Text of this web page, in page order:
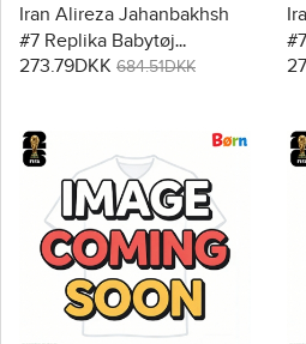
Iran Alireza Jahanbakhsh
#7 Replika Babytøj
Hjemmebanesæt Børn VM
273.79DKK 684.51DKK